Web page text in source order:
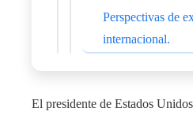
Perspectivas de
internacional.
El presidente de Estados